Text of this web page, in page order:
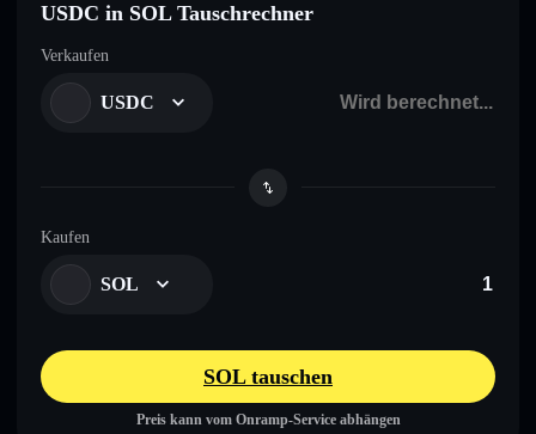
USDC in SOL Tauschrechner
Verkaufen
USDC
Kaufen
SOL
SOL tauschen
Preis kann vom Onramp-Service abhängen